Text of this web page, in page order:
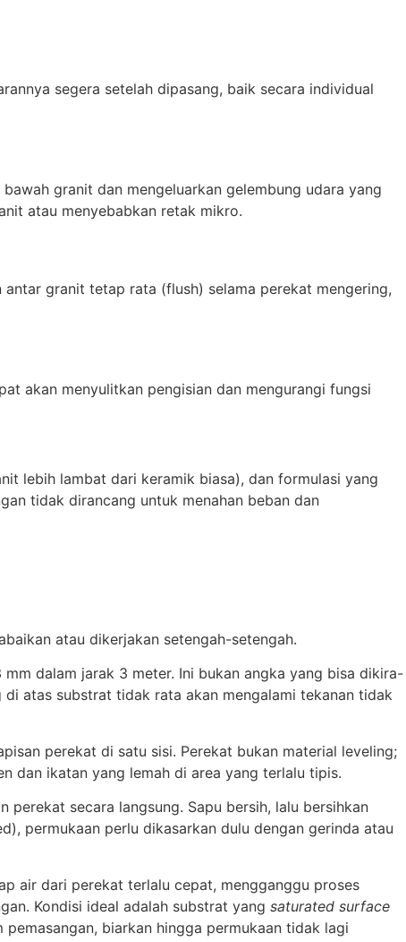
segera setelah dipasang, baik secara individual
granit dan mengeluarkan gelembung udara yang
atau menyebabkan retak mikro.
granit tetap rata (flush) selama perekat mengering,
akan menyulitkan pengisian dan mengurangi fungsi
lebih lambat dari keramik biasa), dan formulasi yang
tidak dirancang untuk menahan beban dan
atau dikerjakan setengah-setengah.
dalam jarak 3 meter. Ini bukan angka yang bisa dikira-
atas substrat tidak rata akan mengalami tekanan tidak
perekat di satu sisi. Perekat bukan material leveling;
dan ikatan yang lemah di area yang terlalu tipis.
secara langsung. Sapu bersih, lalu bersihkan
permukaan perlu dikasarkan dulu dengan gerinda atau
air dari perekat terlalu cepat, mengganggu proses
Kondisi ideal adalah substrat yang saturated surface
biarkan hingga permukaan tidak lagi